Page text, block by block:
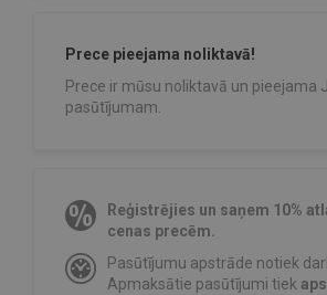
Prece pieejama noliktavā!
Prece ir mūsu noliktavā un pieejama
pasūtījumam.
Reģistrējies un saņem 10%
cenas precēm.
Pasūtījumu apstrāde notiek
Apmaksātie pasūtījumi tiek